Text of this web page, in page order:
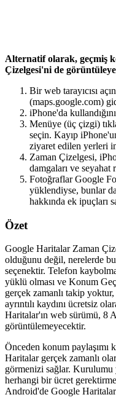
Alternatif olarak, geçmiş
Çizelgesi'ni de
Bir web tarayıcısı
(maps.google.com)
iPhone'da
Menüye (üç çizgi)
seçin. Kayıp
ziyaret edilen yerleri
Zaman Çizelgesi,
damgaları ve seyahat
Fotoğraflar Google
yüklendiyse, bunlar
hakkında ek ipuçları
Özet
Google Haritalar Zaman
olduğunu değil, nerelerde
seçenektir. Telefon
yüklü olması ve Konum
gerçek zamanlı takip
ayrıntılı kaydını ücretsiz
Haritalar'ın web sürümü, 8
görüntülemeyecektir.
Önceden konum paylaşımı
Haritalar gerçek zamanlı
görmenizi sağlar. Kurulumu
herhangi bir ücret
Android'de Google